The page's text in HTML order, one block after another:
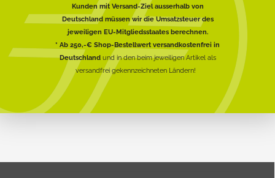
Kunden mit Versand-Ziel ausserhalb von
Deutschland müssen wir die Umsatzsteuer des
jeweiligen EU-Mitgliedsstaates berechnen.
* Ab 250,-€ Shop-Bestellwert versandkostenfrei in
Deutschlandund in den beim jeweiligen Artikel als
versandfrei gekennzeichneten Ländern!